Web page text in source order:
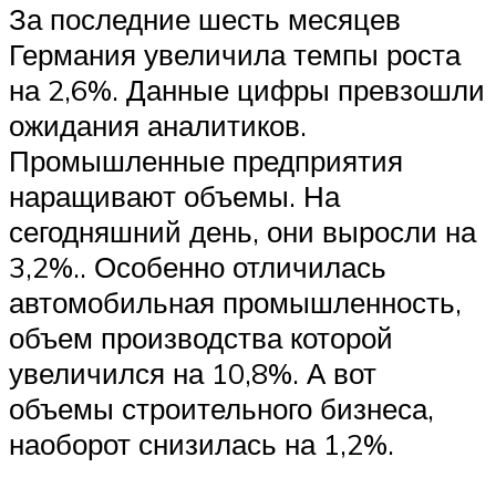
За последние шесть месяцев
Германия увеличила темпы роста
на 2,6%. Данные цифры превзошли
ожидания аналитиков.
Промышленные предприятия
наращивают объемы. На
сегодняшний день, они выросли на
3,2%.. Особенно отличилась
автомобильная промышленность,
объем производства которой
увеличился на 10,8%. А вот
объемы строительного бизнеса,
наоборот снизилась на 1,2%.